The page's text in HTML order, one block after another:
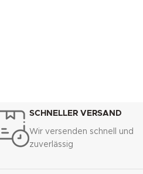
SCHNELLER VERSAND
Wir versenden schnell und
zuverlässig